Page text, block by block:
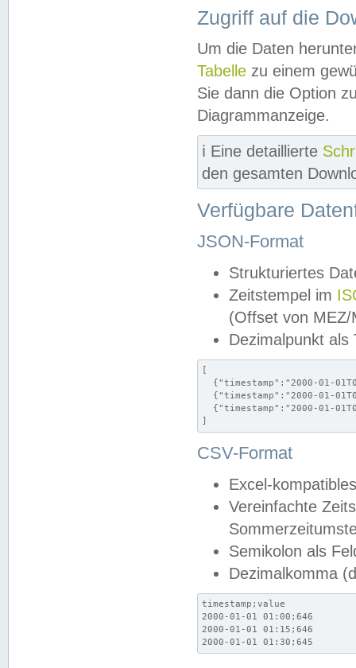
Zugriff auf die
Um die Daten
Tabelle zu einem
Sie dann die Option
Diagrammanzeige.
ℹ️ Eine detaillierte
den gesamten
Verfügbare
JSON-Format
Strukturiertes
Zeitstempel im
(Offset von MEZ/
Dezimalpunkt als
[
{"timestamp":"2000-01-
{"timestamp":"2000-01-
{"timestamp":"2000-01-
]
CSV-Format
Excel-
Vereinfachte
Semikolon als
Dezimalkomma
timestamp;value
2000-01-01 01:00;646
2000-01-01 01:15;646
2000-01-01 01:30;645